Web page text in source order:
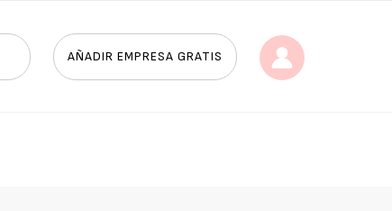
AÑADIR EMPRESA GRATIS